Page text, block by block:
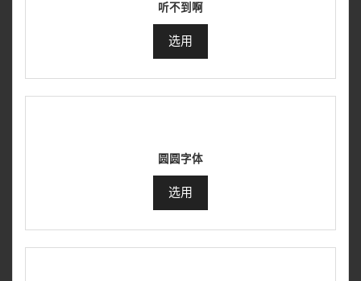
听不到啊
选用
圆圆字体
选用